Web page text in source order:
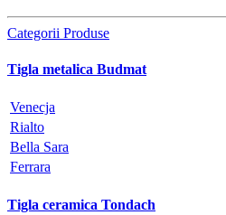
Categorii Produse
Tigla metalica Budmat
Venecja
Rialto
Bella Sara
Ferrara
Tigla ceramica Tondach